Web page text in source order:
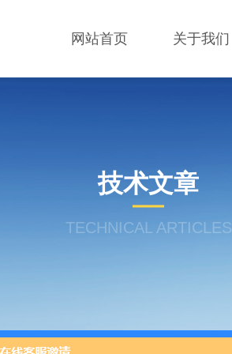
网站首页 关于我们
技术文章
TECHNICAL ARTICLES